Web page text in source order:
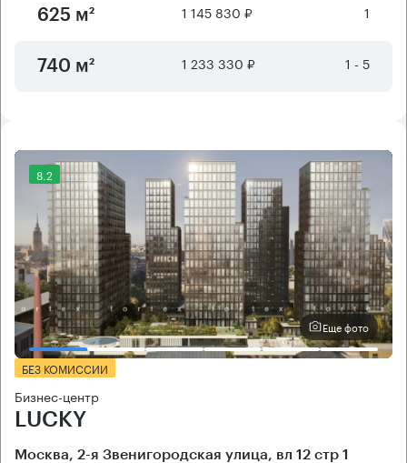
625 м² 1 145 830 ₽ 1
740 м² 1 233 330 ₽ 1 - 5
8.2
Еще фото
БЕЗ КОМИССИИ
Бизнес-центр
LUCKY
Москва, 2-я Звенигородская улица, вл 12 стр 1